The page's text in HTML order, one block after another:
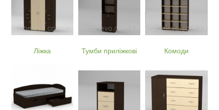
Ліжка Тумби приліжкові Комоди